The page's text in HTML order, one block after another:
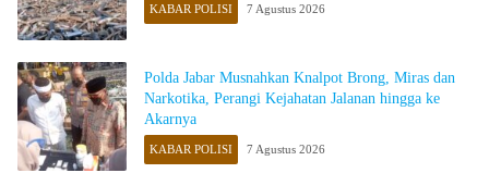
KABAR POLISI 7 Agustus 2026
Polda Jabar Musnahkan Knalpot Brong, Miras dan
Narkotika, Perangi Kejahatan Jalanan hingga ke
Akarnya
KABAR POLISI 7 Agustus 2026